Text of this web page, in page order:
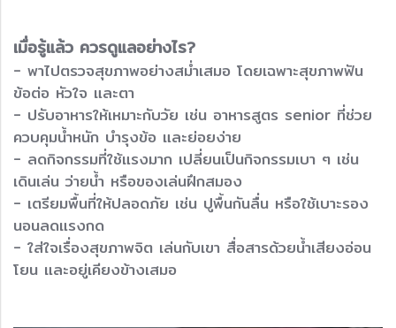
เมื่อรู้แล้ว ควรดูแลอย่างไร?
- พาไปตรวจสุขภาพอย่างสม่ำเสมอ โดยเฉพาะสุขภาพฟัน
ข้อต่อ หัวใจ และตา
- ปรับอาหารให้เหมาะกับวัย เช่น อาหารสูตร senior ที่ช่วย
ควบคุมน้ำหนัก บำรุงข้อ และย่อยง่าย
- ลดกิจกรรมที่ใช้แรงมาก เปลี่ยนเป็นกิจกรรมเบา ๆ เช่น
เดินเล่น ว่ายน้ำ หรือของเล่นฝึกสมอง
- เตรียมพื้นที่ให้ปลอดภัย เช่น ปูพื้นกันลื่น หรือใช้เบาะรอง
นอนลดแรงกด
- ใส่ใจเรื่องสุขภาพจิต เล่นกับเขา สื่อสารด้วยน้ำเสียงอ่อน
โยน และอยู่เคียงข้างเสมอ